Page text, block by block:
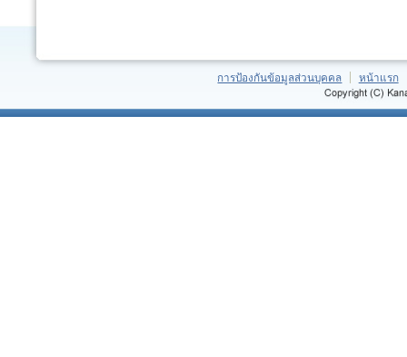
การป้องกันข้อมูลส่วนบุคคล หน้าแรก